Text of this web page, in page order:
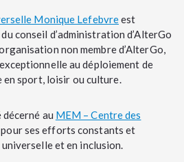
Monique Lefebvreest
conseil d’administration d’AlterGo
non membre d’AlterGo,
au déploiement de
en sport, loisir ou culture.
au MEM – Centre des
pour ses efforts constants et
et en inclusion.